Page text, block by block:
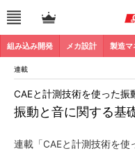
組み込み開発 メカ設計 製造マ
連載
振動と音に関する基
CAEと計測技術を使った振
連載「CAEと計測技術を使